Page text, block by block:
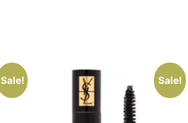
Sale! Sale!